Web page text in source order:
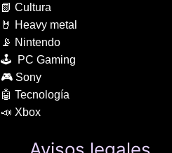
📗 Cultura
🤘 Heavy metal
📡 Nintendo
🕹 PC Gaming
🎮 Sony
🤖 Tecnología
📣 Xbox